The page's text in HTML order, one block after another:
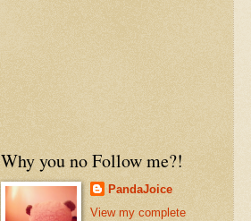
Why you no Follow me?!
PandaJoice
View my complete